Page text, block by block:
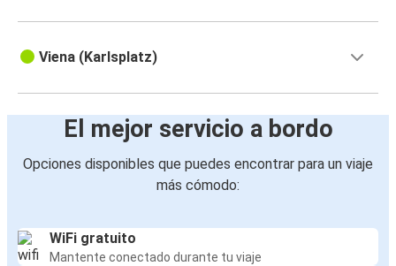
Viena (Karlsplatz)
El mejor servicio a bordo
Opciones disponibles que puedes encontrar para un viaje
más cómodo:
WiFi gratuito
Mantente conectado durante tu viaje